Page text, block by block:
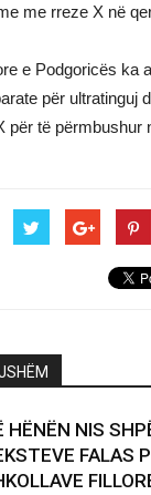
me rreze X në
e Podgoricës ka
për ultratinguj
për të përmbushur
HËNËN NIS
FALAS